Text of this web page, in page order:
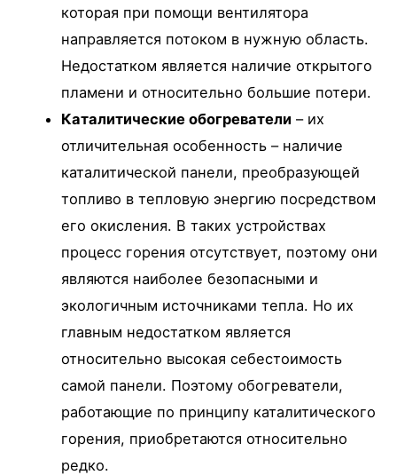
которая при помощи вентилятора
направляется потоком в нужную область.
Недостатком является наличие открытого
пламени и относительно большие потери.
Каталитические обогреватели – их
отличительная особенность – наличие
каталитической панели, преобразующей
топливо в тепловую энергию посредством
его окисления. В таких устройствах
процесс горения отсутствует, поэтому они
являются наиболее безопасными и
экологичным источниками тепла. Но их
главным недостатком является
относительно высокая себестоимость
самой панели. Поэтому обогреватели,
работающие по принципу каталитического
горения, приобретаются относительно
редко.